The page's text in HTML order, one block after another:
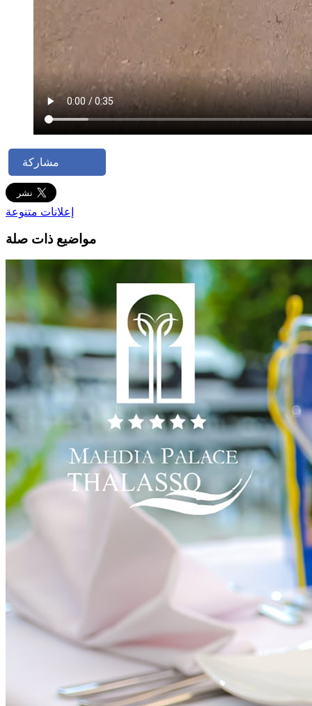
مشاركة
إعلانات متنوعة
مواضيع ذات صلة